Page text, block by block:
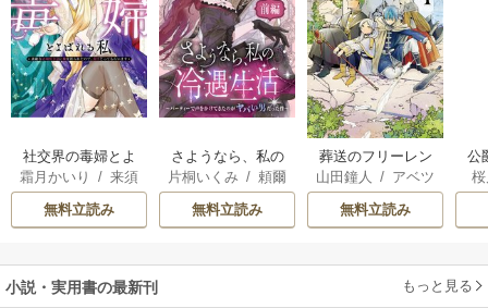
社交界の毒婦とよ
ばれる私～素敵な
辺境伯令息に腕を
折られたので、責
す～
霜月かいり /来須
みかん
無料立読み
さようなら、私の
冷遇生活 ～パーテ
ィーで声をかけて
きたのがヤバい男
片桐いくみ /頼爾
無料立読み
葬送のフリーレン
山田鐘人 / アベツ
カサ
無料立読み
公
は
小説・実用書の最新刊 もっと見る